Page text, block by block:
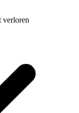
verloren